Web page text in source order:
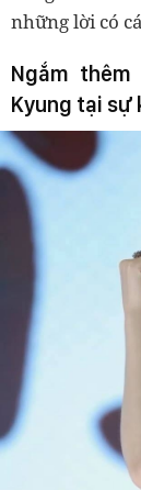
những lời có
Ngắm
Kyung tại sự